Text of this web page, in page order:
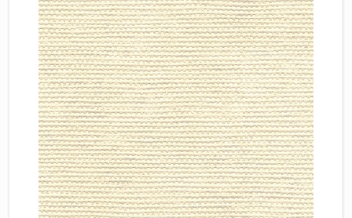
Decori Decori
...
Emiliana Parati
Fipar
Grandeco
Kerama Marazzi
Marburg
..
Обои под покраску
Краска